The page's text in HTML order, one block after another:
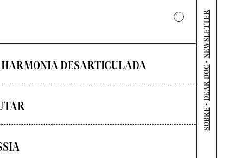
DESARTICULADA
SOBRE
•
DEAR DOC
•
NEWSLETTER